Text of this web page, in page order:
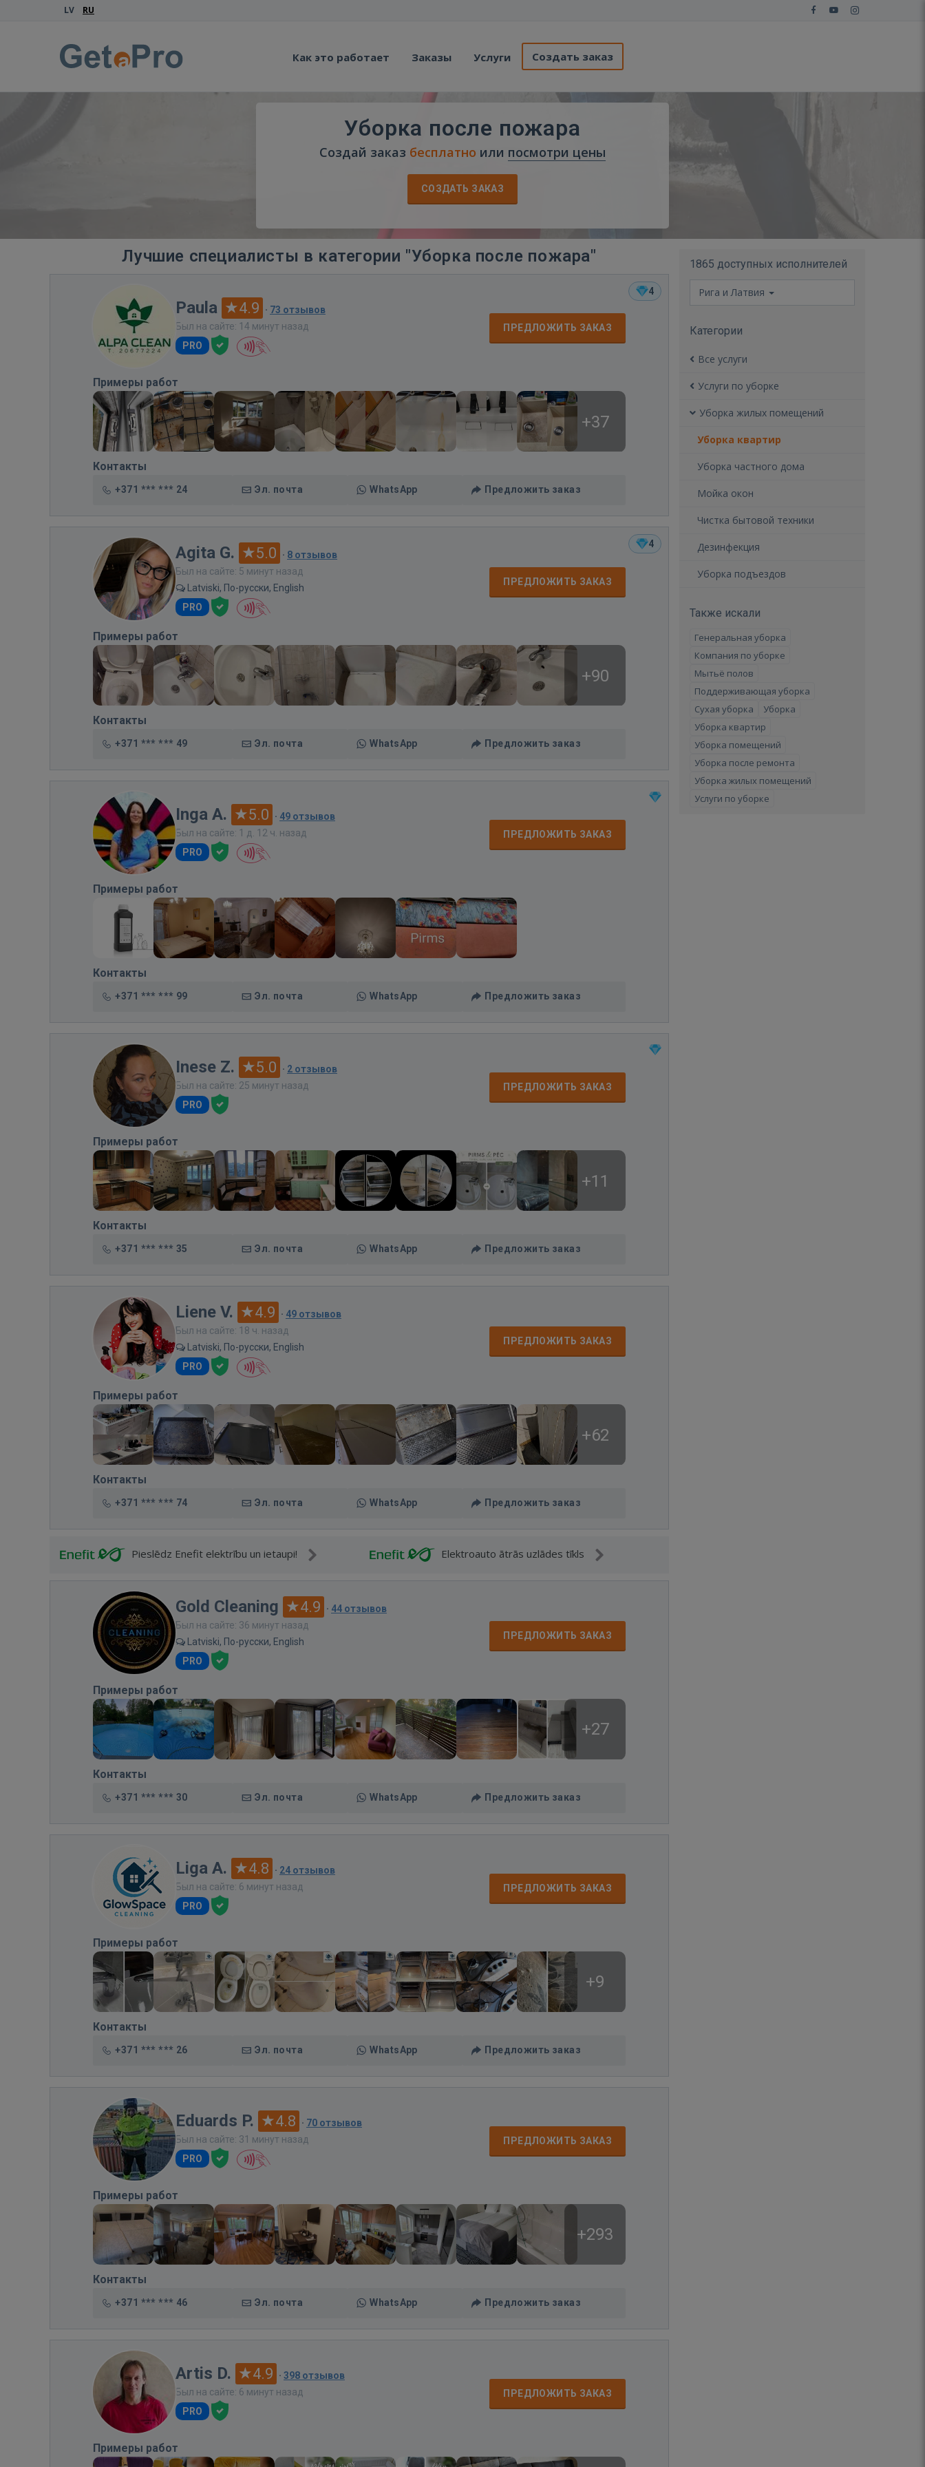
LV RU
Как это работает Заказы Услуги Создать заказ
Уборка после пожара
Создай заказ бесплатно или посмотри цены
СОЗДАТЬ ЗАКАЗ
Лучшие специалисты в категории "Уборка после пожара"
4
Paula 4.9 · 73 отзывов
Был на сайте: 14 минут назад
PRO
ПРЕДЛОЖИТЬ ЗАКАЗ
Примеры работ
+37
Контакты
+371 *** *** 24 Эл. почта WhatsApp Предложить заказ
4
Agita G. 5.0 · 8 отзывов
Был на сайте: 5 минут назад
Latviski, По-русски, English
PRO
ПРЕДЛОЖИТЬ ЗАКАЗ
Примеры работ
+90
Контакты
+371 *** *** 49 Эл. почта WhatsApp Предложить заказ
Inga A. 5.0 · 49 отзывов
Был на сайте: 1 д. 12 ч. назад
PRO
ПРЕДЛОЖИТЬ ЗАКАЗ
Примеры работ
Контакты
+371 *** *** 99 Эл. почта WhatsApp Предложить заказ
Inese Z. 5.0 · 2 отзывов
Был на сайте: 25 минут назад
PRO
ПРЕДЛОЖИТЬ ЗАКАЗ
Примеры работ
+11
Контакты
+371 *** *** 35 Эл. почта WhatsApp Предложить заказ
Liene V. 4.9 · 49 отзывов
Был на сайте: 18 ч. назад
Latviski, По-русски, English
PRO
ПРЕДЛОЖИТЬ ЗАКАЗ
Примеры работ
+62
Контакты
+371 *** *** 74 Эл. почта WhatsApp Предложить заказ
Pieslēdz Enefit elektrību un ietaupi! Elektroauto ātrās uzlādes tīkls
Gold Cleaning 4.9 · 44 отзывов
Был на сайте: 36 минут назад
Latviski, По-русски, English
PRO
ПРЕДЛОЖИТЬ ЗАКАЗ
Примеры работ
+27
Контакты
+371 *** *** 30 Эл. почта WhatsApp Предложить заказ
Liga A. 4.8 · 24 отзывов
Был на сайте: 6 минут назад
PRO
ПРЕДЛОЖИТЬ ЗАКАЗ
Примеры работ
+9
Контакты
+371 *** *** 26 Эл. почта WhatsApp Предложить заказ
Eduards P. 4.8 · 70 отзывов
Был на сайте: 31 минут назад
PRO
ПРЕДЛОЖИТЬ ЗАКАЗ
Примеры работ
+293
Контакты
+371 *** *** 46 Эл. почта WhatsApp Предложить заказ
Artis D. 4.9 · 398 отзывов
Был на сайте: 6 минут назад
PRO
ПРЕДЛОЖИТЬ ЗАКАЗ
Примеры работ
1865 доступных исполнителей
Рига и Латвия
Категории
Все услуги
Услуги по уборке
Уборка жилых помещений
Уборка квартир
Уборка частного дома
Мойка окон
Чистка бытовой техники
Дезинфекция
Уборка подъездов
Также искали
Генеральная уборка
Компания по уборке
Мытьё полов
Поддерживающая уборка
Сухая уборка
Уборка
Уборка квартир
Уборка помещений
Уборка после ремонта
Уборка жилых помещений
Услуги по уборке